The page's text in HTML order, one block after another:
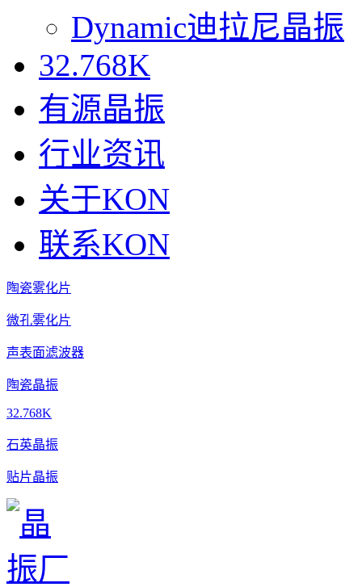
Dynamic迪拉尼晶振
32.768K
有源晶振
行业资讯
关于KON
联系KON
陶瓷雾化片
微孔雾化片
声表面滤波器
陶瓷晶振
32.768K
石英晶振
贴片晶振